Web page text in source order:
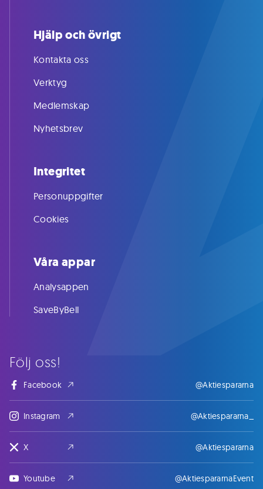
Följ oss!
Facebook @Aktiespararna
Instagram @Aktiespararna_
X @Aktiespararna
Youtube @AktiespararnaEvent
Hjälp och övrigt
Kontakta oss
Verktyg
Medlemskap
Nyhetsbrev
Integritet
Personuppgifter
Cookies
Våra appar
Analysappen
SaveByBell